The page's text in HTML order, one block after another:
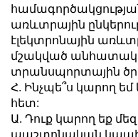
առևտրային
էլեկտրոնային
մշակված
տրանսպորտային
Հ. Ինչպե՞ս կարող
հետ:
Ա. Դուք կարող եք
պաշտոնական կապի